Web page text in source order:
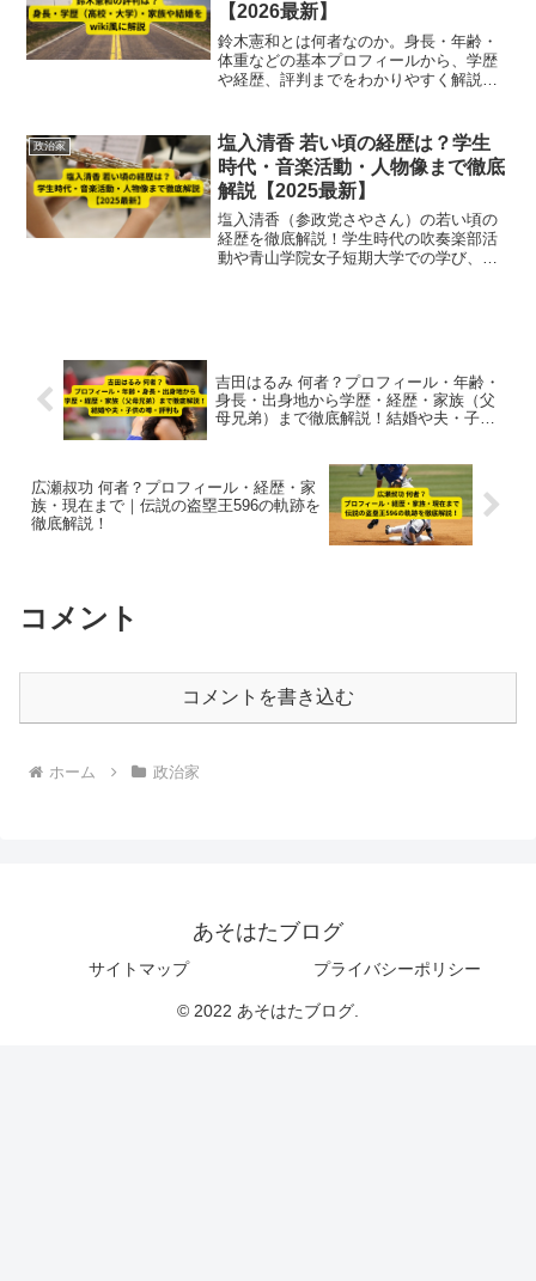
【2026最新】
鈴木憲和とは何者なのか。身長・年齢・
体重などの基本プロフィールから、学歴
や経歴、評判までをわかりやすく解説し
政治家
塩入清香 若い頃の経歴は？学生
時代・音楽活動・人物像まで徹底
解説【2025最新】
塩入清香（参政党さやさん）の若い頃の
経歴を徹底解説！学生時代の吹奏楽部活
動や青山学院女子短期大学での学び、ジ
吉田はるみ 何者？プロフィール・年齢・
身長・出身地から学歴・経歴・家族（父
母兄弟）まで徹底解説！結婚や夫・子供
広瀬叔功 何者？プロフィール・経歴・家
族・現在まで｜伝説の盗塁王596の軌跡を
徹底解説！
コメント
コメントを書き込む
ホーム 政治家
あそはたブログ
サイトマップ プライバシーポリシー
© 2022 あそはたブログ.